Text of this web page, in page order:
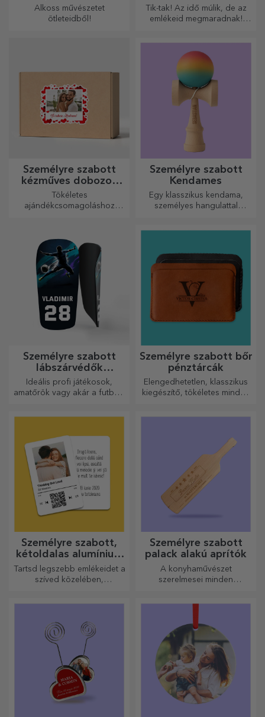
Alkoss művészetet
ötleteidből!
Tik-tak! Az idő múlik, de az
emlékeid megmaradnak!
legkülönlegesebb órája lesz!
Személyre szabott
kézműves dobozok
matricákkal
Tökéletes
ajándékcsomagoláshoz
Személyre szabott
Kendames
Egy klasszikus kendama,
személyes hangulattal
Személyre szabott
lábszárvédők
futballhoz
Ideális profi játékosok,
amatőrök vagy akár a futballt
Személyre szabott bőr
pénztárcák
Elengedhetetlen, klasszikus
kiegészítő, tökéletes minden
Személyre szabott,
kétoldalas alumínium
kártyák
Tartsd legszebb emlékeidet a
szíved közelében,
Személyre szabott
palack alakú aprítók
A konyhaművészet
szerelmesei minden
tálalásához.